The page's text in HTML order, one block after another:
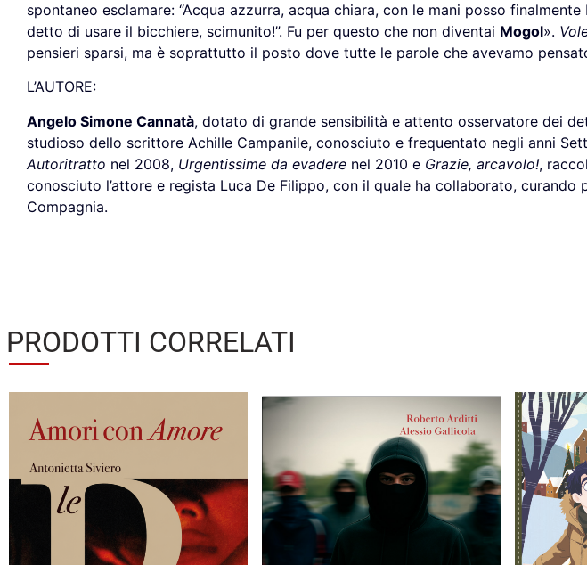
spontaneo esclamare: “Acqua azzurra, acqua chiara, con le mani posso
detto di usare il bicchiere, scimunito!”. Fu per questo che non diventai Mogol».
pensieri sparsi, ma è soprattutto il posto dove tutte le parole che avevamo
L’AUTORE:
Angelo Simone Cannatà, dotato di grande sensibilità e attento osservatore dei
studioso dello scrittore Achille Campanile, conosciuto e frequentato negli anni
Autoritratto nel 2008, Urgentissime da evadere nel 2010 e Grazie, arcavolo!,
conosciuto l’attore e regista Luca De Filippo, con il quale ha collaborato,
Compagnia.
PRODOTTI CORRELATI